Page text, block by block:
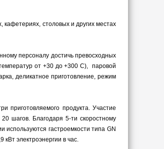
столовых и других местах
персоналу достичь превосходных
от +30 до +300 С), паровой
деликатное приготовление, режим
приготовляемого продукта. Участие
шагов. Благодаря 5-ти скоростному
гастроемкости типа GN
электроэнергии в час.